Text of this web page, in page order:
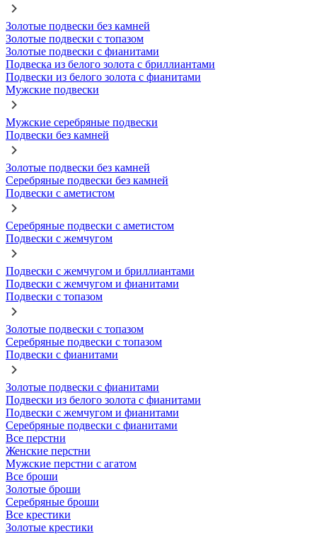
Золотые подвески без камней
Золотые подвески с топазом
Золотые подвески с фианитами
Подвеска из белого золота с бриллиантами
Подвески из белого золота с фианитами
Мужские подвески
Мужские серебряные подвески
Подвески без камней
Золотые подвески без камней
Серебряные подвески без камней
Подвески с аметистом
Серебряные подвески с аметистом
Подвески с жемчугом
Подвески с жемчугом и бриллиантами
Подвески с жемчугом и фианитами
Подвески с топазом
Золотые подвески с топазом
Серебряные подвески с топазом
Подвески с фианитами
Золотые подвески с фианитами
Подвески из белого золота с фианитами
Подвески с жемчугом и фианитами
Серебряные подвески с фианитами
Все перстни
Женские перстни
Мужские перстни с агатом
Все броши
Золотые броши
Серебряные броши
Все крестики
Золотые крестики